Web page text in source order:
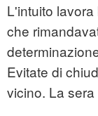
L'intuito
che
Evitate di
vicino. La